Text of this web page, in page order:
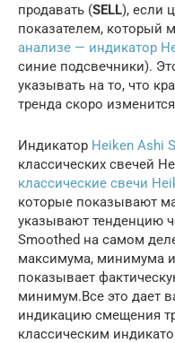
продавать (SELL), если
показателем, который
анализе — индикатор
синие подсвечники).
указывать на то, что
тренда скоро
Индикатор Heiken Ashi
классических свечей
классические свечи
которые показывают
указывают тенденцию
Smoothed на самом
максимума, минимума
показывает
минимум.Все это дает
индикацию смещения
классическим